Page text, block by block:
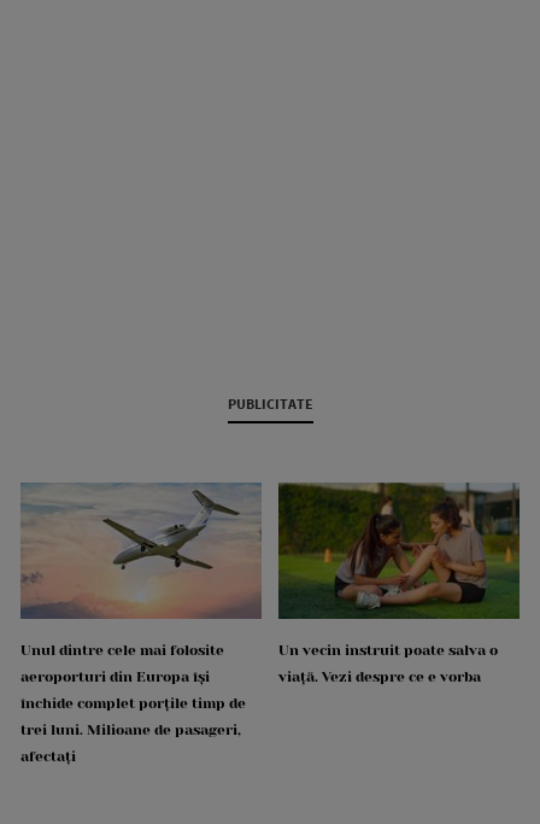
PUBLICITATE
Unul dintre cele mai folosite
aeroporturi din Europa își
închide complet porțile timp de
trei luni. Milioane de pasageri,
afectați
Un vecin instruit poate salva o
viață. Vezi despre ce e vorba